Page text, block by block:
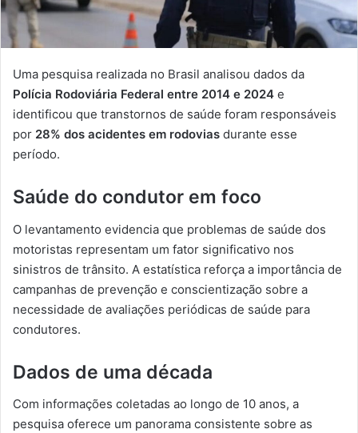
Uma pesquisa realizada no Brasil analisou dados da
Polícia Rodoviária Federal entre 2014 e 2024 e
identificou que transtornos de saúde foram responsáveis
por 28% dos acidentes em rodovias durante esse
período.
Saúde do condutor em foco
O levantamento evidencia que problemas de saúde dos
motoristas representam um fator significativo nos
sinistros de trânsito. A estatística reforça a importância de
campanhas de prevenção e conscientização sobre a
necessidade de avaliações periódicas de saúde para
condutores.
Dados de uma década
Com informações coletadas ao longo de 10 anos, a
pesquisa oferece um panorama consistente sobre as